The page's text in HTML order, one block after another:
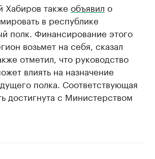
Хабиров также объявил о
в республике
полк. Финансирование этого
возьмет на себя, сказал
отметил, что руководство
влиять на назначение
полка. Соответствующая
достигнута с Министерством